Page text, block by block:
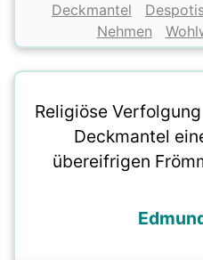
Deckmantel
Nehmen
Religiöse
Deckmantel
übereifrigen